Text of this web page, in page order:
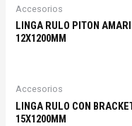
Accesorios
LINGA RULO PITON
12X1200MM
Accesorios
LINGA RULO CON
15X1200MM